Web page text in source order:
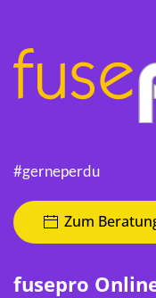
#gerneperdu
Zum
fusepro